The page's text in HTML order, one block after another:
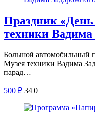
Праздник
техники Вадима
Большой автомобильный
Музея техники Вадима
парад…
500 ₽ 34 0